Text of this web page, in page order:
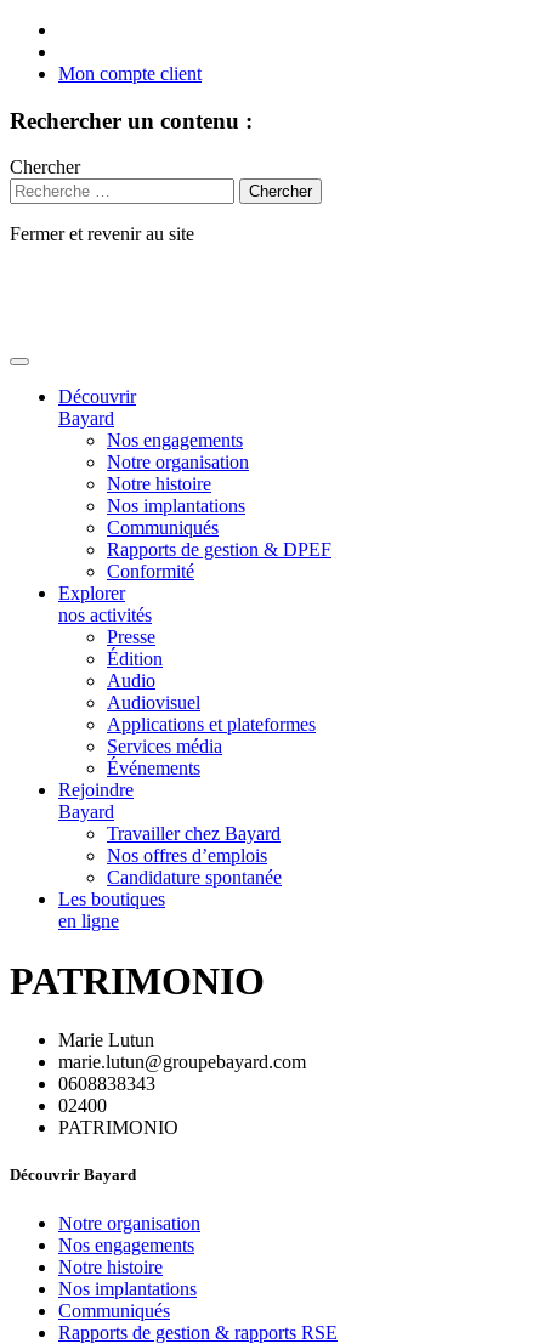
Mon compte client
Rechercher un contenu :
Chercher
Fermer et revenir au site
Découvrir
Bayard
Nos engagements
Notre organisation
Notre histoire
Nos implantations
Communiqués
Rapports de gestion & DPEF
Conformité
Explorer
nos activités
Presse
Édition
Audio
Audiovisuel
Applications et plateformes
Services média
Événements
Rejoindre
Bayard
Travailler chez Bayard
Nos offres d’emplois
Candidature spontanée
Les boutiques
en ligne
PATRIMONIO
Marie Lutun
marie.lutun@groupebayard.com
0608838343
02400
PATRIMONIO
Découvrir Bayard
Notre organisation
Nos engagements
Notre histoire
Nos implantations
Communiqués
Rapports de gestion & rapports RSE